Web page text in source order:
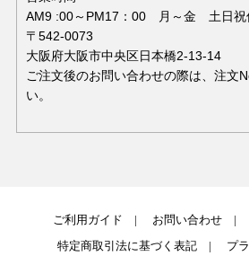
AM9 :00～PM17：00 月～金 土日祝
〒542-0073
大阪府大阪市中央区日本橋2-13-14
ご注文後のお問い合わせの際は、注文
い。
ご利用ガイド お問い合わせ
特定商取引法に基づく表記
プ